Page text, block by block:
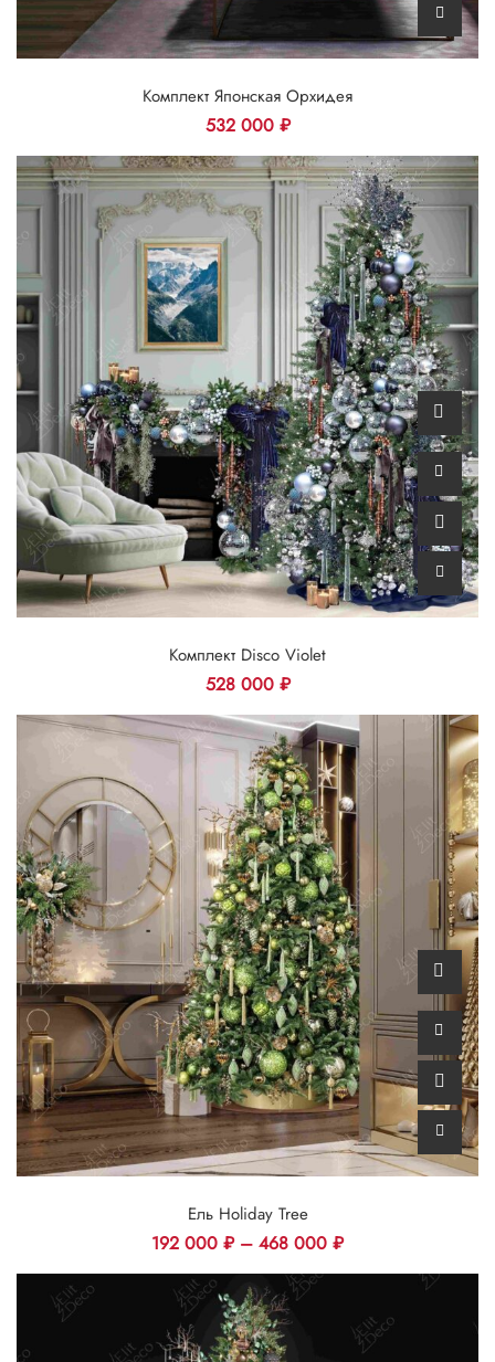
Комплект Японская Орхидея
532 000 ₽
Комплект Disco Violet
528 000 ₽
Ель Holiday Tree
192 000 ₽– 468 000 ₽